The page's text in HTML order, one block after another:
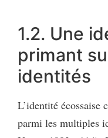
1.2. Une
primant
identités
L’identité écossaise
parmi les multiples